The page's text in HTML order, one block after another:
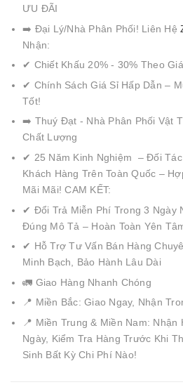
ƯU ĐÃI
➡️ Đại Lý/Nhà Phân Phối! Liên Hệ
Nhận:
✔ Chiết Khấu 20% - 30% Theo
✔ Chính Sách Giá Sỉ Hấp Dẫn –
Tốt!
➡️ Thuý Đạt - Nhà Phân Phối Vật
Chất Lượng
✔ 25 Năm Kinh Nghiệm – Đối
Khách Hàng Trên Toàn Quốc –
Mãi Mãi! CAM KẾT:
✔ Đổi Trả Miễn Phí Trong 3 Ngày
Đúng Mô Tả – Hoàn Toàn Yên
✔ Hỗ Trợ Tư Vấn Bán Hàng
Minh Bạch, Bảo Hành Lâu Dài
🚛 Giao Hàng Nhanh Chóng
📍 Miền Bắc: Giao Ngay, Nhận
📍 Miền Trung & Miền Nam: Nhận
Ngày, Kiểm Tra Hàng Trước Khi
Sinh Bất Kỳ Chi Phí Nào!